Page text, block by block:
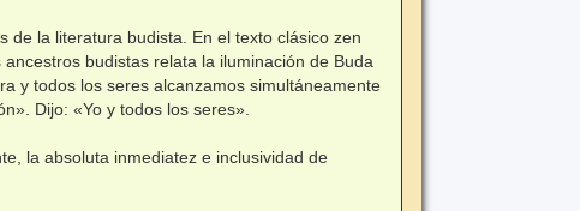
de la literatura budista. En el texto clásico zen
budistas relata la iluminación de Buda
y todos los seres alcanzamos simultáneamente
Dijo: «Yo y todos los seres».
la absoluta inmediatez e inclusividad de